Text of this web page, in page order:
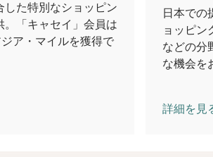
した特別なショッピン
。「キャセイ」会員は
ア・マイルを獲得で
日本での
ョッピン
などの分
な機会を
詳細を見